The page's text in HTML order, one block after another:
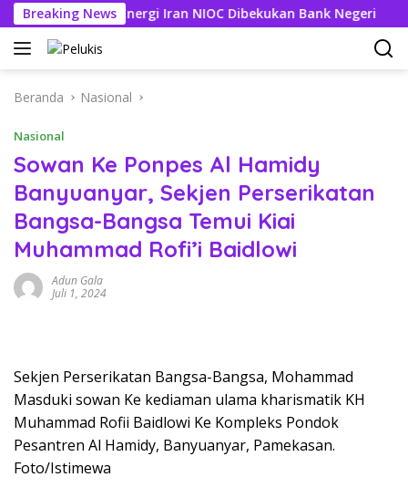
Langsung
ke
konten
Breaking NewsEnergi Iran NIOC Dibekukan Bank Negeri
Beranda Nasional
Nasional
Sowan Ke Ponpes Al Hamidy
Banyuanyar, Sekjen Perserikatan
Bangsa-Bangsa Temui Kiai
Muhammad Rofi’i Baidlowi
Adun Gala
Juli 1, 2024
Sekjen Perserikatan Bangsa-Bangsa, Mohammad
Masduki sowan Ke kediaman ulama kharismatik KH
Muhammad Rofii Baidlowi Ke Kompleks Pondok
Pesantren Al Hamidy, Banyuanyar, Pamekasan.
Foto/Istimewa